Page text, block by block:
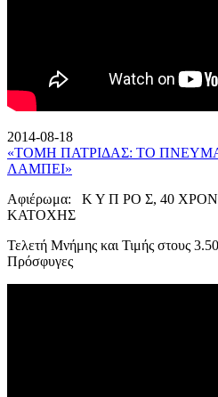
2014-08-18
«ΤΟΜΗ ΠΑΤΡΙΔΑΣ: ΤΟ
ΛΑΜΠΕΙ»
Αφιέρωμα: Κ Υ Π ΡΟ Σ, 40
ΚΑΤΟΧΗΣ
Τελετή Μνήμης και Τιμής στους
Πρόσφυγες